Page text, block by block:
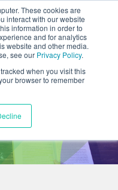
These cookies are
interact with our website
information in order to
and for analytics
website and other media.
see our Privacy Policy.
when you visit this
browser to remember
交流